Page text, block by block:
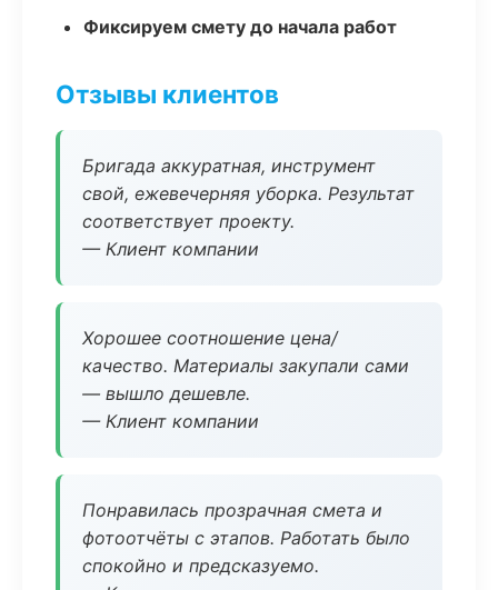
Фиксируем смету до начала работ
Отзывы клиентов
Бригада аккуратная, инструмент
свой, ежевечерняя уборка. Результат
соответствует проекту.
— Клиент компании
Хорошее соотношение цена/
качество. Материалы закупали сами
— вышло дешевле.
— Клиент компании
Понравилась прозрачная смета и
фотоотчёты с этапов. Работать было
спокойно и предсказуемо.